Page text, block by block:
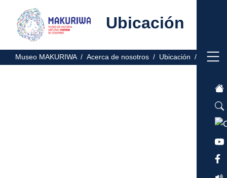
Ubicación
Museo MAKURIWA / Acerca de nosotros / Ubicación /